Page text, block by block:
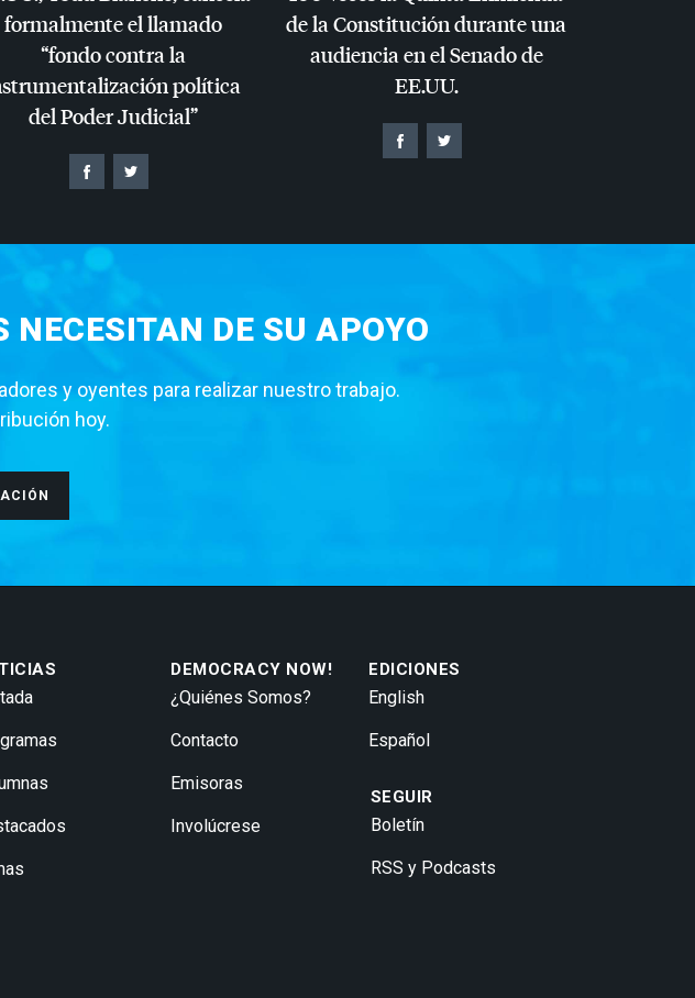
formalmente el llamado
“fondo contra la
política
del Poder Judicial”
de la Constitución durante una
audiencia en el Senado de
EE.UU.
DE SU APOYO
y oyentes para realizar nuestro trabajo.
hoy.
DEMOCRACY NOW!
¿Quiénes Somos?
Contacto
Emisoras
Involúcrese
EDICIONES
English
Español
SEGUIR
Boletín
RSS y Podcasts